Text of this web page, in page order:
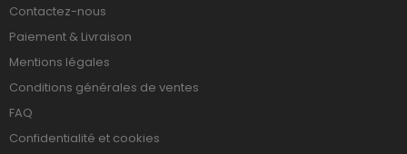
Contactez-nous
Paiement & Livraison
Mentions légales
Conditions générales de ventes
FAQ
Confidentialité et cookies